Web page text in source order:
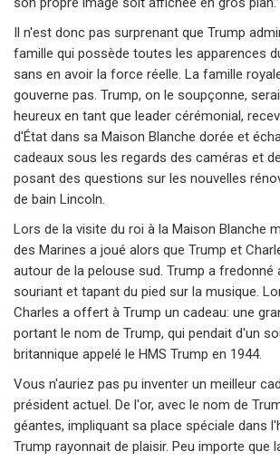
Il n'est donc pas surprenant que Trump
famille qui possède toutes les apparences
sans en avoir la force réelle. La famille
gouverne pas. Trump, on le soupçonne,
heureux en tant que leader cérémonial,
d'État dans sa Maison Blanche dorée et
cadeaux sous les regards des caméras et
posant des questions sur les nouvelles
de bain Lincoln.
Lors de la visite du roi à la Maison Blanche
des Marines a joué alors que Trump et
autour de la pelouse sud. Trump a fredonné
souriant et tapant du pied sur la musique.
Charles a offert à Trump un cadeau: une
portant le nom de Trump, qui pendait d'un
britannique appelé le HMS Trump en 1944.
Vous n'auriez pas pu inventer un meilleur
président actuel. De l'or, avec le nom de
géantes, impliquant sa place spéciale dans
Trump rayonnait de plaisir. Peu importe que